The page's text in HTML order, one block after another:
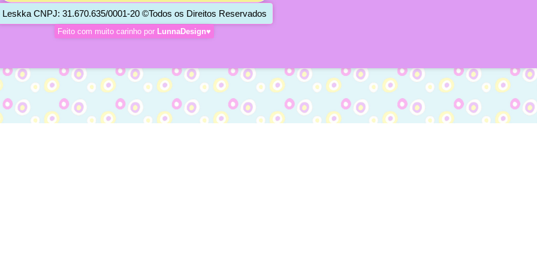
Leskka CNPJ: 31.670.635/0001-20 ©Todos os Direitos Reservados
Feito com muito carinho por LunnaDesign♥